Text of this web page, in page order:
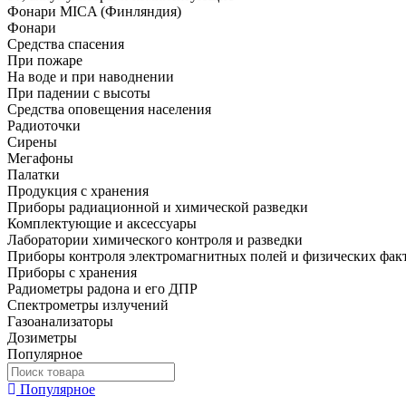
Фонари MICA (Финляндия)
Фонари
Средства спасения
При пожаре
На воде и при наводнении
При падении с высоты
Средства оповещения населения
Радиоточки
Сирены
Мегафоны
Палатки
Продукция с хранения
Приборы радиационной и химической разведки
Комплектующие и аксессуары
Лаборатории химического контроля и разведки
Приборы контроля электромагнитных полей и физических
Приборы с хранения
Радиометры радона и его ДПР
Спектрометры излучений
Газоанализаторы
Дозиметры
Популярное
Популярное